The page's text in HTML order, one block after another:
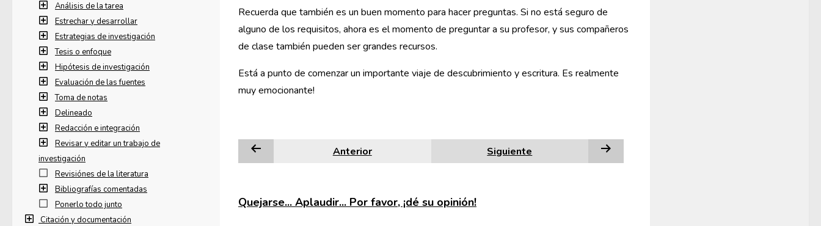
Recuerda que también es un buen momento para hacer preguntas. Si no está seguro de
alguno de los requisitos, ahora es el momento de preguntar a su profesor, y sus compañeros
de clase también pueden ser grandes recursos.
Está a punto de comenzar un importante viaje de descubrimiento y escritura. Es realmente
muy emocionante!
Anterior Siguiente
Quejarse... Aplaudir... Por favor, ¡dé su opinión!
Análisis de la tarea
Estrechar y desarrollar
Estrategias de investigación
Tesis o enfoque
Hipótesis de investigación
Evaluación de las fuentes
Toma de notas
Delineado
Redacción e integración
Revisar y editar un trabajo de
investigación
Revisiónes de la literatura
Bibliografías comentadas
Ponerlo todo junto
Citación y documentación